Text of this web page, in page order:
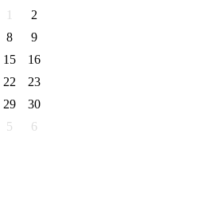
1
2
8
9
15
16
22
23
29
30
5
6